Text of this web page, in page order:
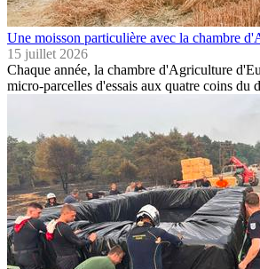
Une moisson particulière avec la chambre
15 juillet 2026
Chaque année, la chambre d'Agriculture
micro-parcelles d'essais aux quatre coins du